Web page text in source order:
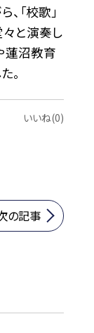
「校歌」
々と演奏し
蓮沼教育
。
いいね(0)
の記事